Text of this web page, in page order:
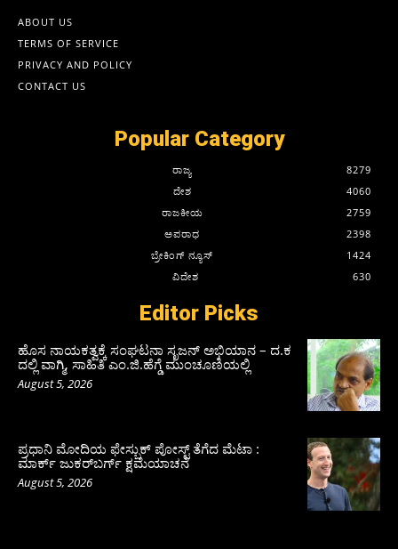
ABOUT US
TERMS OF SERVICE
PRIVACY AND POLICY
CONTACT US
Popular Category
ರಾಜ್ಯ
8279
ದೇಶ
4060
ರಾಜಕೀಯ
2759
ಅಪರಾಧ
2398
ಬ್ರೇಕಿಂಗ್ ನ್ಯೂಸ್
1424
ವಿದೇಶ
630
Editor Picks
ಹೊಸ ನಾಯಕತ್ವಕ್ಕೆ ಸಂಘಟನಾ ಸೃಜನ್ ಅಭಿಯಾನ – ದ.ಕ
ದಲ್ಲಿ ವಾಗ್ಮಿ, ಸಾಹಿತಿ ಎಂ.ಜಿ.ಹೆಗ್ಡೆ ಮುಂಚೂಣಿಯಲ್ಲಿ
August 5, 2026
ಪ್ರಧಾನಿ ಮೋದಿಯ ಫೇಸ್ಬುಕ್‌ ಪೋಸ್ಟ್‌ ತೆಗೆದ ಮೆಟಾ :
ಮಾರ್ಕ್ ಜುಕರ್‌ಬರ್ಗ್ ಕ್ಷಮೆಯಾಚನೆ
August 5, 2026